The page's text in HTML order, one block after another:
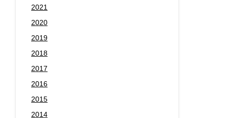
2021
2020
2019
2018
2017
2016
2015
2014